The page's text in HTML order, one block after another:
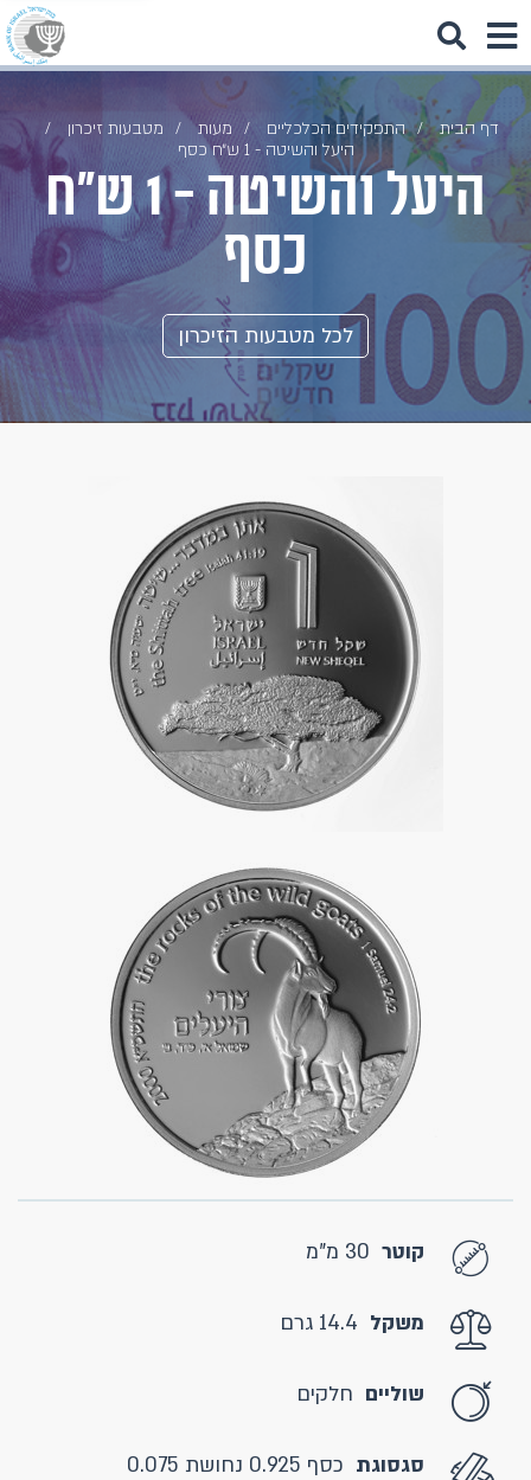
דף הבית התפקידים הכלכליים מעות
מטבעות זיכרון
היעל והשיטה - 1 ש״ח כסף
היעל והשיטה - 1 ש״ח
כסף
לכל מטבעות הזיכרון
קוטר 30 מ"מ
משקל 14.4 גרם
שוליים חלקים
סגסוגת כסף 0.925 נחושת 0.075